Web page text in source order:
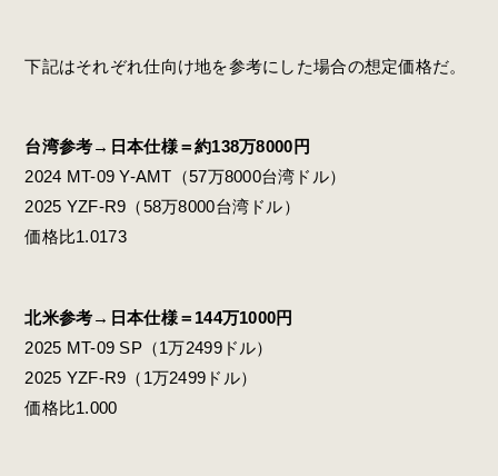
下記はそれぞれ仕向け地を参考にした場合の想定価格だ。
台湾参考→日本仕様＝約138万8000円
2024 MT-09 Y-AMT（57万8000台湾ドル）
2025 YZF-R9（58万8000台湾ドル）
価格比1.0173
北米参考→日本仕様＝144万1000円
2025 MT-09 SP（1万2499ドル）
2025 YZF-R9（1万2499ドル）
価格比1.000